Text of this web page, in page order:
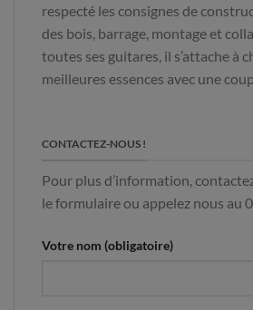
respecté les consignes de
des bois, barrage, montage et
toutes ses guitares, il s’attache à
meilleures essences avec une
CONTACTEZ-NOUS !
Pour plus d’information,
le formulaire ou appelez nous au
Votre nom (obligatoire)